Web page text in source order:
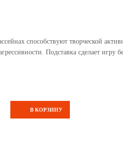
способствуют творческой
Подставка сделает